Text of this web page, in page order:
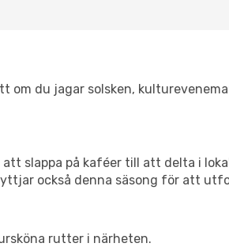
om du jagar solsken,
slappa på kaféer till att delta i
också denna säsong för att
rutter i närheten.